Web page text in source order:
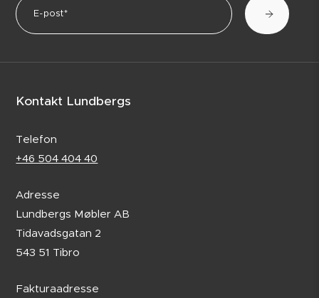
Kontakt Lundbergs
Telefon
+46 504 404 40
Adresse
Lundbergs Møbler AB
Tidavadsgatan 2
543 51 Tibro
Fakturaadresse